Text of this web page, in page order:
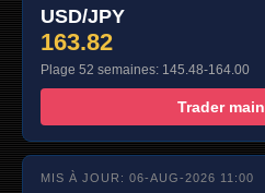
USD/JPY
163.82
Plage 52 semaines: 145.48-164.00
Trader
MIS À JOUR: 06-AUG-2026 11:00